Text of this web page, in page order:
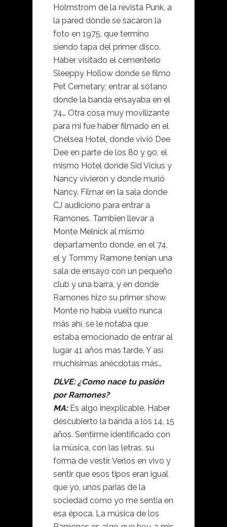
Holmstrom de la revista Punk, a
la pared donde se sacaron la
foto en 1975, que termino
siendo tapa del primer disco.
Haber visitado el cementerio
Sleeppy Hollow donde se filmo
Pet Cemetary; entrar al sótano
donde la banda ensayaba en el
74… Otra cosa muy movilizante
para mi fue haber filmado en el
Chelsea Hotel, donde vivió Dee
Dee en parte de los 80 y 90, el
mismo Hotel donde Sid Vicius y
Nancy vivieron y donde murió
Nancy. Filmar en la sala donde
CJ audiciono para entrar a
Ramones. Tambien llevar a
Monte Melnick al mismo
departamento donde, en el 74,
el y Tommy Ramone tenían una
sala de ensayo con un pequeño
club y una barra, y en donde
Ramones hizo su primer show.
Monte no había vuelto nunca
más ahí, se le notaba que
estaba emocionado de entrar al
lugar 41 años mas tarde. Y así
muchísimas anécdotas más…
DLVE: ¿Como nace tu pasión
por Ramones?
MA:Es algo inexplicable. Haber
descubierto la banda a los 14, 15
años. Sentirme identificado con
la música, con las letras, su
forma de vestir. Verlos en vivo y
sentir que esos tipos eran igual
que yo, unos parias de la
sociedad como yo me sentía en
esa época. La música de los